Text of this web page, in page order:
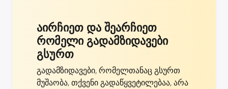
აირჩიეთ და შეარჩიეთ
რომელი გადამზიდავები
გსურთ
გადამზიდავები, რომელთანაც გსურთ
მუშაობა, თქვენი გადაწყვეტილებაა, არა